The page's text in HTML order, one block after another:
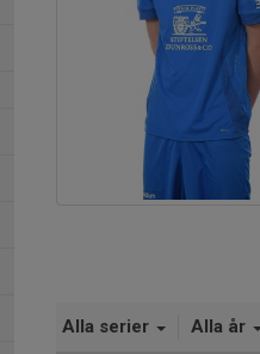
Alla serier Alla år